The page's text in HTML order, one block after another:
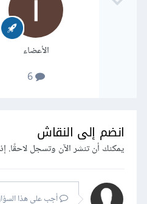
الأعضاء
6
انضم إلى النقاش
يمكنك أن تنشر الآن وتسجل لاحقًا.
أجب على هذا